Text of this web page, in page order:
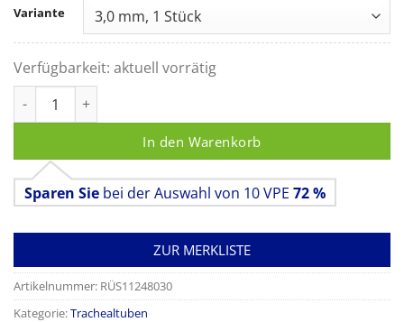
Variante
Verfügbarkeit: aktuell vorrätig
In den Warenkorb
Sparen Sie bei der Auswahl von 10 VPE 72 %
ZUR MERKLISTE
Artikelnummer: RÜS11248030
Kategorie:Trachealtuben